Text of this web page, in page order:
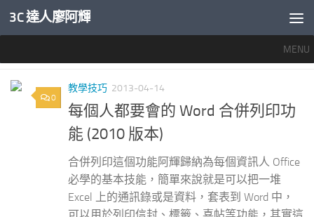
內文下方
3C 達人廖阿輝
MENU
0
教學技巧 2013-04-14
每個人都要會的 Word 合併列印功
能 (2010 版本)
合併列印這個功能阿輝歸納為每個資訊人 Office
必學的基本技能，簡單來說就是可以把一堆
Excel 上的通訊錄或是資料，套表到 Word 中，